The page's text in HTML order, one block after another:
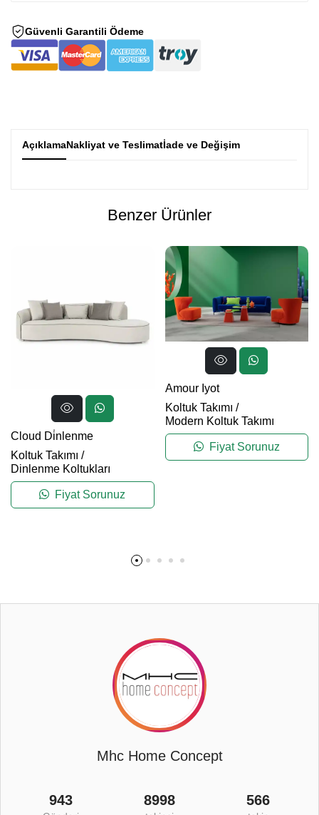
Güvenli Garantili Ödeme
AçıklamaNakliyat ve Teslimatİade ve Değişim
Benzer Ürünler
Cloud Di̇nlenme
Koltuk Takımı /
Dinlenme Koltukları
Fiyat Sorunuz
Amour Iyot
Koltuk Takımı /
Modern Koltuk Takımı
Fiyat Sorunuz
Mhc Home Concept
943 8998 566